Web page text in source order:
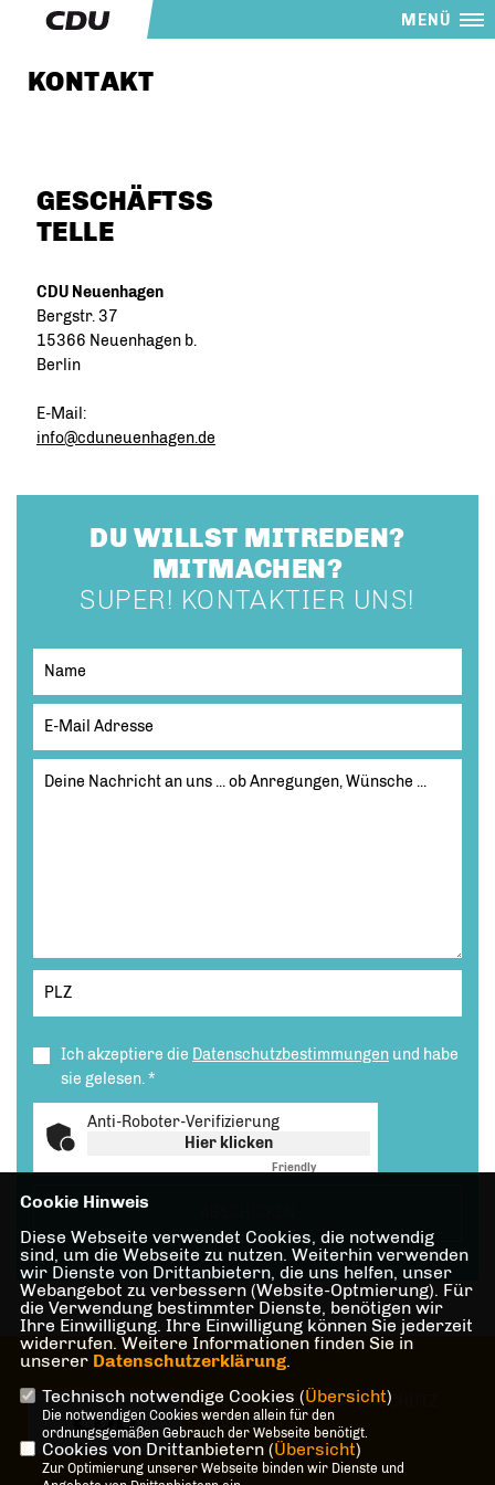
MENÜ
KONTAKT
GESCHÄFTSS
TELLE
CDU Neuenhagen
Bergstr. 37
15366 Neuenhagen b.
Berlin
E-Mail:
info@cduneuenhagen.de
DU WILLST MITREDEN?
MITMACHEN?
SUPER! KONTAKTIER UNS!
Ich akzeptiere die Datenschutzbestimmungen und habe
sie gelesen.*
Anti-Roboter-Verifizierung
Hier klicken
Friendly
IMPRESSUM
DATENSCHUTZ
KONTAKT
Cookie Hinweis
Diese Webseite verwendet Cookies, die notwendig
sind, um die Webseite zu nutzen. Weiterhin verwenden
wir Dienste von Drittanbietern, die uns helfen, unser
Webangebot zu verbessern (Website-Optmierung). Für
die Verwendung bestimmter Dienste, benötigen wir
Ihre Einwilligung. Ihre Einwilligung können Sie jederzeit
widerrufen. Weitere Informationen finden Sie in
unserer Datenschutzerklärung.
Technisch notwendige Cookies (Übersicht)
Die notwendigen Cookies werden allein für den
ordnungsgemäßen Gebrauch der Webseite benötigt.
Cookies von Drittanbietern (Übersicht)
Zur Optimierung unserer Webseite binden wir Dienste und